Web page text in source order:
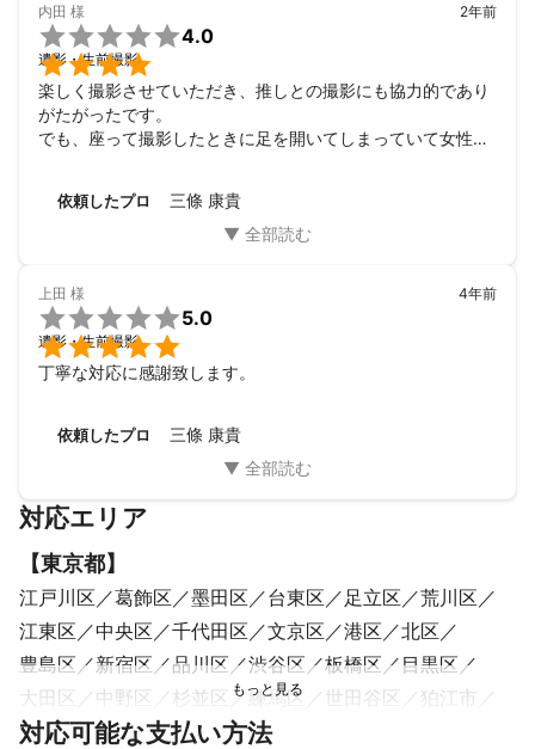
ウェディング、プロフィール、ライブ写真を撮っており、その人
らしさをだす人物撮影が得意です。物撮り、料理写真、店舗写
真、施工などの写真も承ります。
企業のPVなどの映像、ドローンによる空撮など、ディレクション
から映像ももち選択いただいたご希望内容に基づいて算出した金
それ以外にイベント運営、制作のご相談ものります。
元古着屋、アパレルで働いてたので、
ファッションには強いです。
また子供写真館で働いてた事もありますので、子供が好き、笑顔
引き出す事も得意です。
また狭いですが、
フォトマスター検定2級
機材、スタジオ機材も豊富に持っております。
そして地元市川市で色々動いており、人脈、人の繋がりもあるの
で、別の部分でも協力できればと思っております。
内田 様


4.0
遺影・生前撮影
2年前
楽しく撮影させていただき、推しとの撮影にも協力的であり
がたがったです。
でも、座って撮影したときに足を開いてしまっていて女性ら
おしとやかに見える写真になったかとおもいます。
依頼したプロ 三條 康貴
上田 様


5.0
遺影・生前撮影
4年前
丁寧な対応に感謝致します。
依頼したプロ 三條 康貴
対応エリア
【東京都】
江戸川区 葛飾区 墨田区 台東区 足立区
荒川区
江東区
中央区 千代田区 文京区 港区
北区
豊島区
新宿区 品川区 渋谷区 板橋区
目黒区
大田区
中野区 杉並区 練馬区 世田谷区
狛江市
武蔵野市
三鷹市 調布市 西東京市
対応可能な支払い方法